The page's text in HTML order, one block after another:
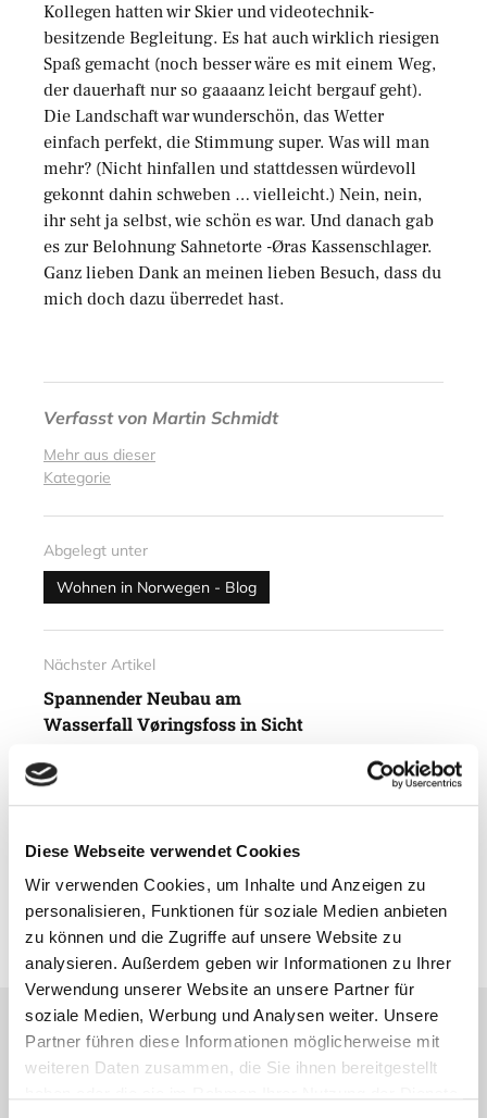
Diese Webseite verwendet Cookies
Wir verwenden Cookies, um Inhalte und Anzeigen zu
personalisieren, Funktionen für soziale Medien anbieten
zu können und die Zugriffe auf unsere Website zu
analysieren. Außerdem geben wir Informationen zu Ihrer
Verwendung unserer Website an unsere Partner für
soziale Medien, Werbung und Analysen weiter. Unsere
Partner führen diese Informationen möglicherweise mit
weiteren Daten zusammen, die Sie ihnen bereitgestellt
Kollegen hatten wir Skier und videotechnik-
besitzende Begleitung. Es hat auch wirklich riesigen
Spaß gemacht (noch besser wäre es mit einem Weg,
der dauerhaft nur so gaaaanz leicht bergauf geht).
Die Landschaft war wunderschön, das Wetter
einfach perfekt, die Stimmung super. Was will man
mehr? (Nicht hinfallen und stattdessen würdevoll
gekonnt dahin schweben … vielleicht.) Nein, nein,
ihr seht ja selbst, wie schön es war. Und danach gab
es zur Belohnung Sahnetorte -Øras Kassenschlager.
Ganz lieben Dank an meinen lieben Besuch, dass du
mich doch dazu überredet hast.
Verfasst von Martin Schmidt
Mehr aus dieser
Kategorie
Abgelegt unter
Wohnen in Norwegen - Blog
Nächster Artikel
Spannender Neubau am
Wasserfall Vøringsfoss in Sicht
10. April 2014
08. April 2014
Lesetipps
UNSERE EMPFEHLUNGEN